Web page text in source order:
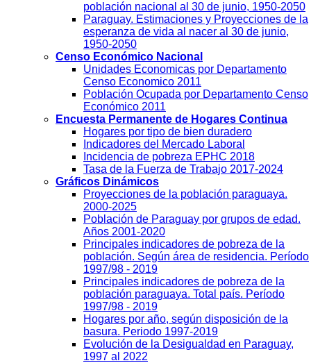
población nacional al 30 de junio, 1950-2050
Paraguay. Estimaciones y Proyecciones de la
esperanza de vida al nacer al 30 de junio,
1950-2050
Censo Económico Nacional
Unidades Economicas por Departamento
Censo Economico 2011
Población Ocupada por Departamento Censo
Económico 2011
Encuesta Permanente de Hogares Continua
Hogares por tipo de bien duradero
Indicadores del Mercado Laboral
Incidencia de pobreza EPHC 2018
Tasa de la Fuerza de Trabajo 2017-2024
Gráficos Dinámicos
Proyecciones de la población paraguaya.
2000-2025
Población de Paraguay por grupos de edad.
Años 2001-2020
Principales indicadores de pobreza de la
población. Según área de residencia. Período
1997/98 - 2019
Principales indicadores de pobreza de la
población paraguaya. Total país. Período
1997/98 - 2019
Hogares por año, según disposición de la
basura. Periodo 1997-2019
Evolución de la Desigualdad en Paraguay,
1997 al 2022